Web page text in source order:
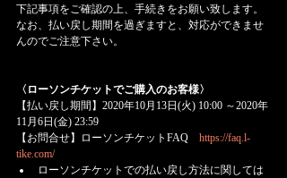
下記事項をご確認の上、手続きをお願い致します。
なお、払い戻し期間を過ぎますと、対応ができませ
んのでご注意下さい。
〈ローソンチケットでご購入のお客様〉
【払い戻し期間】2020年10月13日(火) 10:00 ～2020年
11月6日(金) 23:59
【お問合せ】ローソンチケットFAQ https://faq.l-
tike.com/
ローソンチケットでの払い戻し方法に関しては